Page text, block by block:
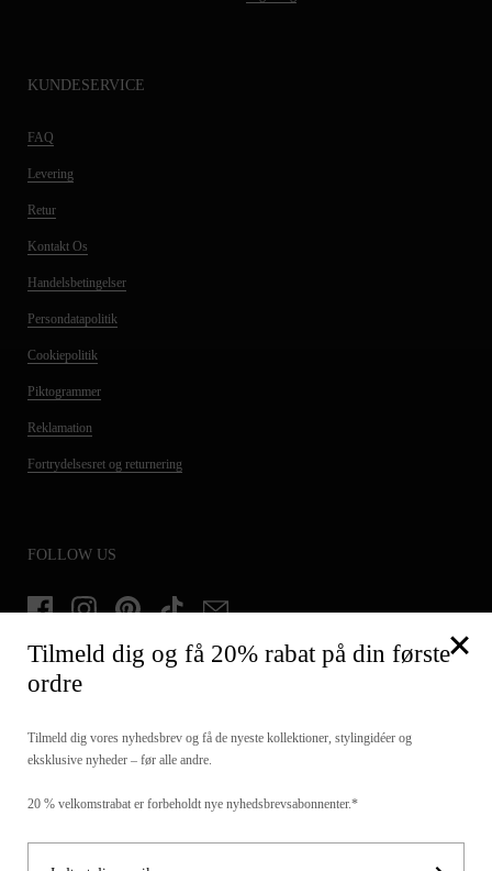
KUNDESERVICE
FAQ
Levering
Retur
Kontakt Os
Handelsbetingelser
Persondatapolitik
Cookiepolitik
Piktogrammer
Reklamation
Fortrydelsesret og returnering
FOLLOW US
TILMELD DIG OG FÅ 20% PÅ DIN FØRSTE ORDRE
Tilmeld dig og få 20% rabat på din første
ordre
Tilmeld dig vores nyhedsbrev og få de nyeste kollektioner, stylingidéer og
eksklusive nyheder – før alle andre.
20 % velkomstrabat er forbeholdt nye nyhedsbrevsabonnenter.*